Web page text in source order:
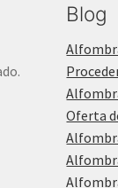
Blog
Oferta